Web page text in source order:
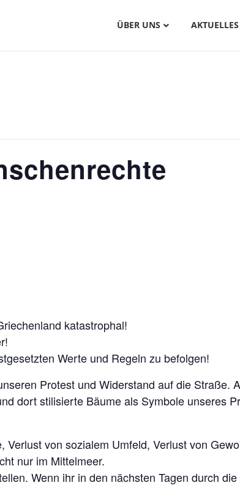
ÜBER UNS AKTUELLES
katastrophal!
Werte und Regeln zu befolgen!
Protest und Widerstand auf die Straße.
dort stilisierte Bäume als Symbole unseres
Verlust von sozialem Umfeld, Verlust von
nur im Mittelmeer.
Wenn ihr in den nächsten Tagen durch